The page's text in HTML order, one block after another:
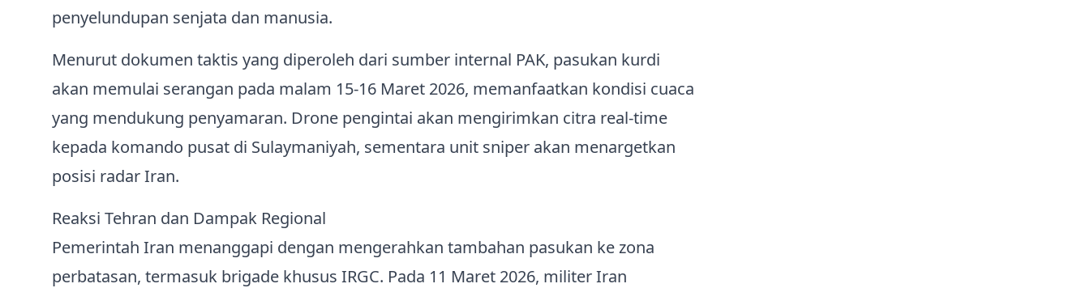
penyelundupan senjata dan manusia.
Menurut dokumen taktis yang diperoleh dari sumber internal PAK, pasukan kurdi
akan memulai serangan pada malam 15‑16 Maret 2026, memanfaatkan kondisi cuaca
yang mendukung penyamaran. Drone pengintai akan mengirimkan citra real‑time
kepada komando pusat di Sulaymaniyah, sementara unit sniper akan menargetkan
posisi radar Iran.
Reaksi Tehran dan Dampak Regional
Pemerintah Iran menanggapi dengan mengerahkan tambahan pasukan ke zona
perbatasan, termasuk brigade khusus IRGC. Pada 11 Maret 2026, militer Iran